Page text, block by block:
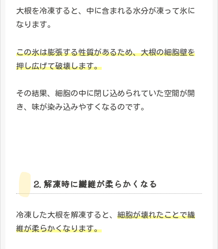
大根を冷凍すると、中に含まれる水分が凍って氷に
なります。
この氷は膨張する性質があるため、大根の細胞壁を
押し広げて破壊します。
その結果、細胞の中に閉じ込められていた空間が開
き、味が染み込みやすくなるのです。
2. 解凍時に繊維が柔らかくなる
冷凍した大根を解凍すると、 細胞が壊れたことで繊
維が柔らかくなります。